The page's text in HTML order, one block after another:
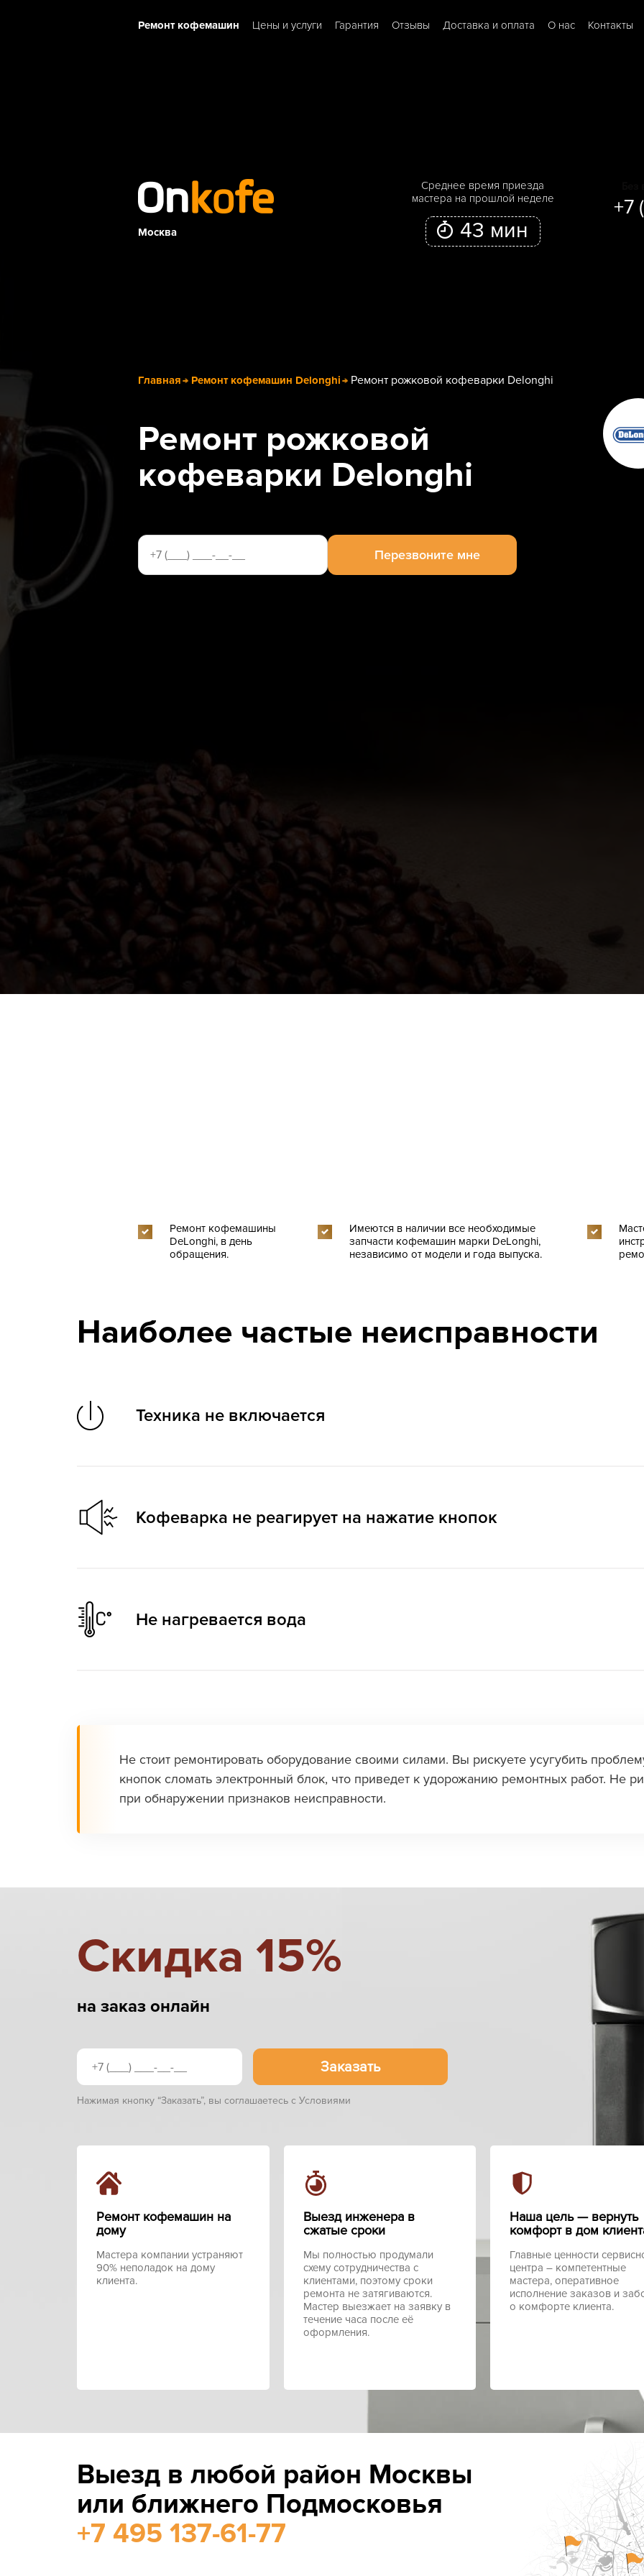
Ремонт кофемашин Цены и услуги Гарантия Отзывы Доставка и оплата О нас Контакты
Москва
Cреднее время приезда
мастера на прошлой неделе
43 мин
+7
Главная Ремонт кофемашин Delonghi Ремонт рожковой кофеварки Delonghi
Ремонт рожковой
кофеварки Delonghi
Ремонт кофемашины
DeLonghi, в день
обращения.
Имеются в наличии все необходимые
запчасти кофемашин марки DeLonghi,
независимо от модели и года выпуска.
Наиболее частые неисправности
Техника не включается
Ремонт микровыключателя кофемашины:
Кофеварка не реагирует на нажатие кнопок
Не нагревается вода
Не стоит ремонтировать оборудование своими силами. Вы рискуете усугубить
кнопок сломать электронный блок, что приведет к удорожанию ремонтных работ. Не
при обнаружении признаков неисправности.
Cкидка 15%
на заказ онлайн
Заказать
Нажимая кнопку “Заказать”, вы соглашаетесь с Условиями
Ремонт кофемашин на
дому
Мастера компании устраняют
90% неполадок на дому
клиента.
Выезд инженера в
сжатые сроки
Мы полностью продумали
схему сотрудничества с
клиентами, поэтому сроки
ремонта не затягиваются.
Мастер выезжает на заявку в
течение часа после её
оформления.
Наша цель — вернуть
комфорт в дом
Главные ценности
центра – компетентные
мастера, оперативное
исполнение заказов и
о комфорте клиента.
Выезд в любой район Москвы
или ближнего Подмосковья
+7 495 137-61-77